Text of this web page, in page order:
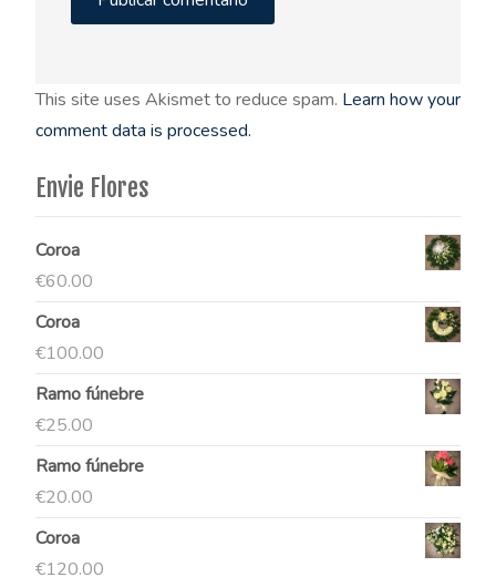
This site uses Akismet to reduce spam. Learn how your
comment data is processed.
Envie Flores
Coroa
€60.00
Coroa
€100.00
Ramo fúnebre
€25.00
Ramo fúnebre
€20.00
Coroa
€120.00